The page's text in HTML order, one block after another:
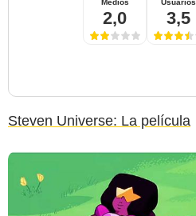
Medios
2,0
Usuarios
3,5
Steven Universe: La película